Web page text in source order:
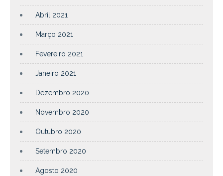
Abril 2021
Março 2021
Fevereiro 2021
Janeiro 2021
Dezembro 2020
Novembro 2020
Outubro 2020
Setembro 2020
Agosto 2020